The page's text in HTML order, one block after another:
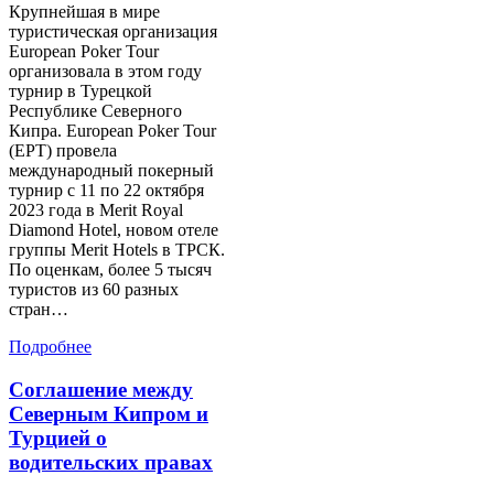
Крупнейшая в мире
туристическая организация
European Poker Tour
организовала в этом году
турнир в Турецкой
Республике Северного
Кипра. European Poker Tour
(EPT) провела
международный покерный
турнир с 11 по 22 октября
2023 года в Merit Royal
Diamond Hotel, новом отеле
группы Merit Hotels в ТРСК.
По оценкам, более 5 тысяч
туристов из 60 разных
стран…
Подробнее
Соглашение между
Северным Кипром и
Турцией о
водительских правах